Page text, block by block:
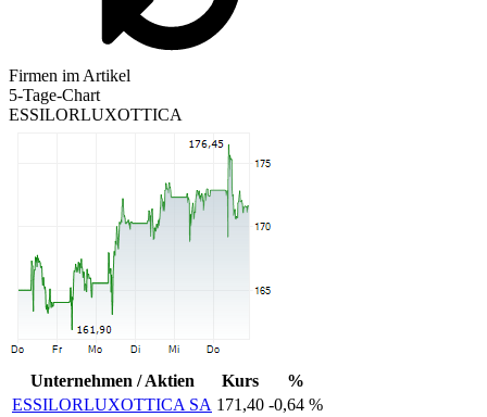
Firmen im Artikel
5-Tage-Chart
ESSILORLUXOTTICA
Unternehmen / Aktien Kurs
%
ESSILORLUXOTTICA SA 171,40 -0,64 %